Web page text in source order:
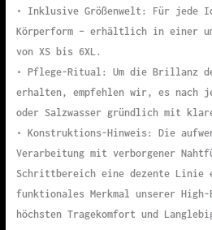
• Inklusive Größenwelt: Für jede
Körperform – erhältlich in einer
von XS bis 6XL.
• Pflege-Ritual: Um die Brillanz
erhalten, empfehlen wir, es nach
oder Salzwasser gründlich mit
• Konstruktions-Hinweis: Die
Verarbeitung mit verborgener
Schrittbereich eine dezente Linie
funktionales Merkmal unserer
höchsten Tragekomfort und